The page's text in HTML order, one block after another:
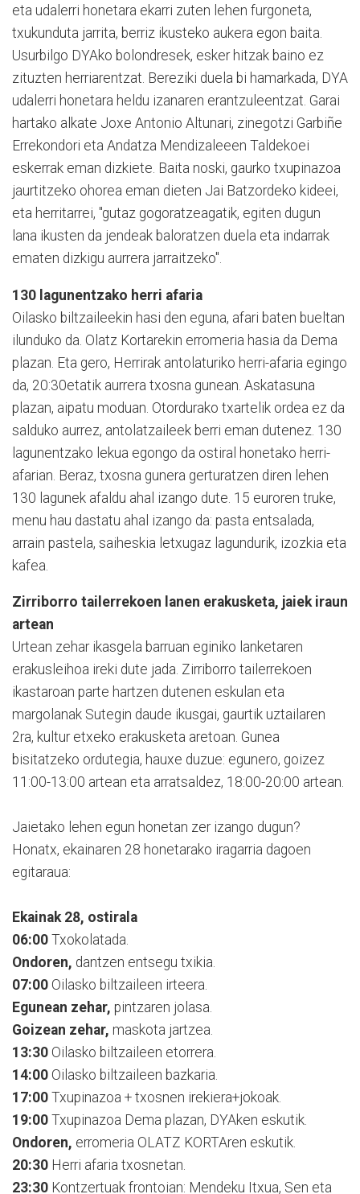
eta udalerri honetara ekarri zuten lehen furgoneta,
txukunduta jarrita, berriz ikusteko aukera egon baita.
Usurbilgo DYAko bolondresek, esker hitzak baino ez
zituzten herriarentzat. Bereziki duela bi hamarkada, DYA
udalerri honetara heldu izanaren erantzuleentzat. Garai
hartako alkate Joxe Antonio Altunari, zinegotzi Garbiñe
Errekondori eta Andatza Mendizaleeen Taldekoei
eskerrak eman dizkiete. Baita noski, gaurko txupinazoa
jaurtitzeko ohorea eman dieten Jai Batzordeko kideei,
eta herritarrei, "gutaz gogoratzeagatik, egiten dugun
lana ikusten da jendeak baloratzen duela eta indarrak
ematen dizkigu aurrera jarraitzeko".
130 lagunentzako herri afaria
Oilasko biltzaileekin hasi den eguna, afari baten bueltan
ilunduko da. Olatz Kortarekin erromeria hasia da Dema
plazan. Eta gero, Herrirak antolaturiko herri-afaria egingo
da, 20:30etatik aurrera txosna gunean. Askatasuna
plazan, aipatu moduan. Otordurako txartelik ordea ez da
salduko aurrez, antolatzaileek berri eman dutenez. 130
lagunentzako lekua egongo da ostiral honetako herri-
afarian. Beraz, txosna gunera gerturatzen diren lehen
130 lagunek afaldu ahal izango dute. 15 euroren truke,
menu hau dastatu ahal izango da: pasta entsalada,
arrain pastela, saiheskia letxugaz lagundurik, izozkia eta
kafea.
Zirriborro tailerrekoen lanen erakusketa, jaiek iraun
artean
Urtean zehar ikasgela barruan eginiko lanketaren
erakusleihoa ireki dute jada. Zirriborro tailerrekoen
ikastaroan parte hartzen dutenen eskulan eta
margolanak Sutegin daude ikusgai, gaurtik uztailaren
2ra, kultur etxeko erakusketa aretoan. Gunea
bisitatzeko ordutegia, hauxe duzue: egunero, goizez
11:00-13:00 artean eta arratsaldez, 18:00-20:00 artean.
Jaietako lehen egun honetan zer izango dugun?
Honatx, ekainaren 28 honetarako iragarria dagoen
egitaraua:
Ekainak 28, ostirala
06:00 Txokolatada.
Ondoren, dantzen entsegu txikia.
07:00 Oilasko biltzaileen irteera.
Egunean zehar, pintzaren jolasa.
Goizean zehar, maskota jartzea.
13:30 Oilasko biltzaileen etorrera.
14:00 Oilasko biltzaileen bazkaria.
17:00 Txupinazoa + txosnen irekiera+jokoak.
19:00 Txupinazoa Dema plazan, DYAken eskutik.
Ondoren, erromeria OLATZ KORTAren eskutik.
20:30 Herri afaria txosnetan.
23:30 Kontzertuak frontoian: Mendeku Itxua, Sen eta